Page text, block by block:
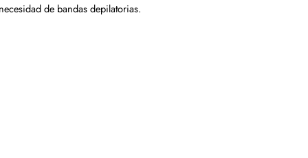
de bandas depilatorias.